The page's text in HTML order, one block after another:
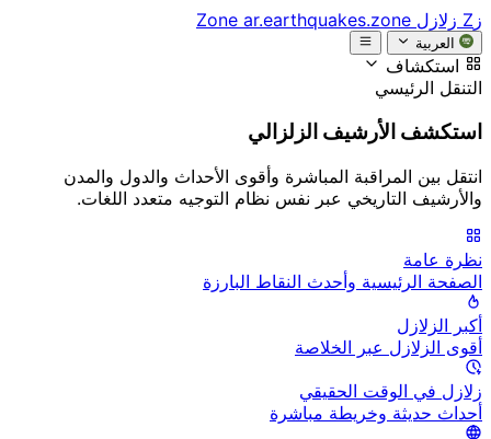
زZ زلازل Zone ar.earthquakes.zone
العربية
استكشاف
التنقل الرئيسي
استكشف الأرشيف الزلزالي
انتقل بين المراقبة المباشرة وأقوى الأحداث والدول والمدن
والأرشيف التاريخي عبر نفس نظام التوجيه متعدد اللغات.
نظرة عامة
الصفحة الرئيسية وأحدث النقاط البارزة
أكبر الزلازل
أقوى الزلازل عبر الخلاصة
زلازل في الوقت الحقيقي
أحداث حديثة وخريطة مباشرة